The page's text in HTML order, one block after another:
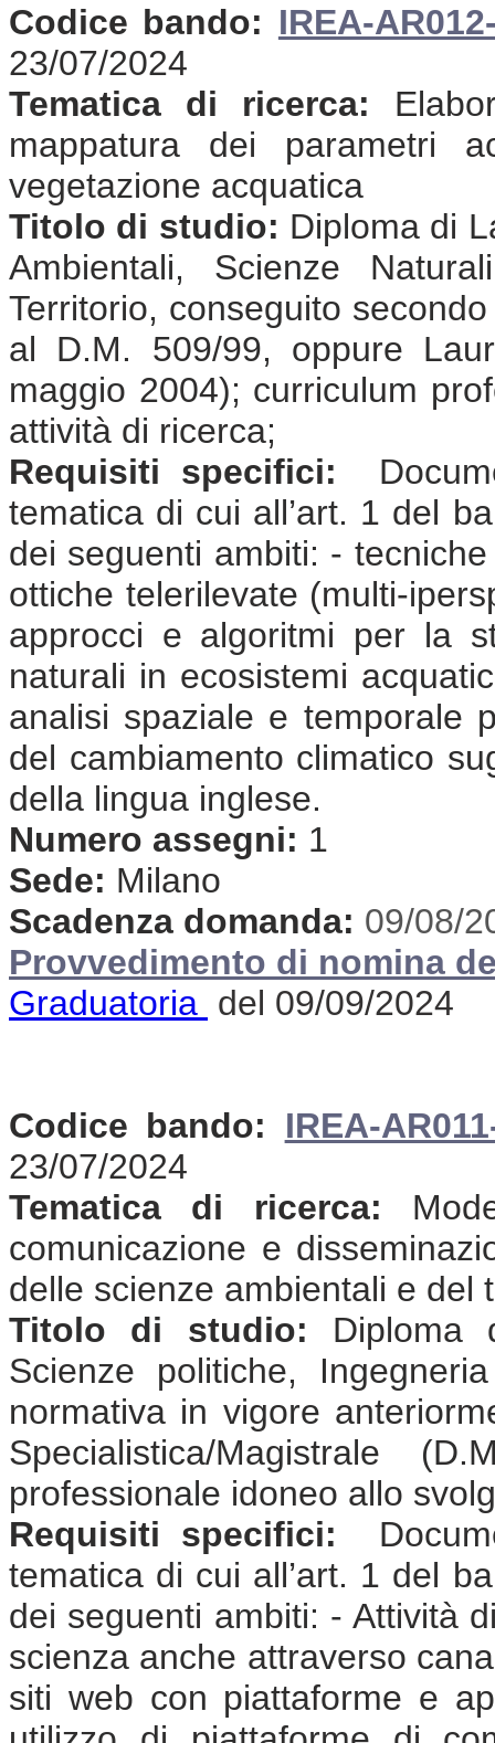
Codice bando: IREA-
23/07/2024
Tematica di ricerca:
mappatura dei parametri
vegetazione acquatica
Titolo di studio: Diploma di
Ambientali, Scienze
Territorio, conseguito
al D.M. 509/99, oppure
maggio 2004); curriculum
attività di ricerca;
Requisiti specifici:
tematica di cui all’art. 1 del
dei seguenti ambiti: -
ottiche telerilevate (multi-
approcci e algoritmi per la
naturali in ecosistemi
analisi spaziale e temporale
del cambiamento climatico
della lingua inglese.
Numero assegni: 1
Sede: Milano
Scadenza domanda: 09/08/
Provvedimento di nomina
Graduatoria del 09/09/2024
Codice bando:
IREA-
23/07/2024
Tematica di ricerca:
comunicazione e
delle scienze ambientali e del
Titolo di studio: Diploma
Scienze politiche,
normativa in vigore
Specialistica/Magistrale
professionale idoneo allo
Requisiti specifici:
tematica di cui all’art. 1 del
dei seguenti ambiti: - Attività
scienza anche attraverso
siti web con piattaforme e